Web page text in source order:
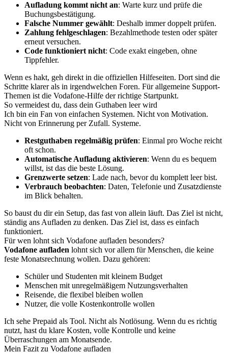
Aufladung kommt nicht an: Warte kurz und prüfe die
Buchungsbestätigung.
Falsche Nummer gewählt: Deshalb immer doppelt prüfen.
Zahlung fehlgeschlagen: Bezahlmethode testen oder später
erneut versuchen.
Code funktioniert nicht: Code exakt eingeben, ohne
Tippfehler.
Wenn es hakt, geh direkt in die offiziellen Hilfeseiten. Dort sind die
Schritte klarer als in irgendwelchen Foren. Für allgemeine Support-
Themen ist die Vodafone-Hilfe der richtige Startpunkt.
So vermeidest du, dass dein Guthaben leer wird
Ich bin ein Fan von einfachen Systemen. Nicht von Motivation.
Nicht von Erinnerung per Zufall. Systeme.
Restguthaben regelmäßig prüfen: Einmal pro Woche reicht
oft schon.
Automatische Aufladung aktivieren: Wenn du es bequem
willst, ist das die beste Lösung.
Grenzwerte setzen: Lade nach, bevor du komplett leer bist.
Verbrauch beobachten: Daten, Telefonie und Zusatzdienste
im Blick behalten.
So baust du dir ein Setup, das fast von allein läuft. Das Ziel ist nicht,
ständig ans Aufladen zu denken. Das Ziel ist, dass es einfach
funktioniert.
Für wen lohnt sich Vodafone aufladen besonders?
Vodafone aufladen lohnt sich vor allem für Menschen, die keine
feste Monatsrechnung wollen. Dazu gehören:
Schüler und Studenten mit kleinem Budget
Menschen mit unregelmäßigem Nutzungsverhalten
Reisende, die flexibel bleiben wollen
Nutzer, die volle Kostenkontrolle wollen
Ich sehe Prepaid als Tool. Nicht als Notlösung. Wenn du es richtig
nutzt, hast du klare Kosten, volle Kontrolle und keine
Überraschungen am Monatsende.
Mein Fazit zu Vodafone aufladen